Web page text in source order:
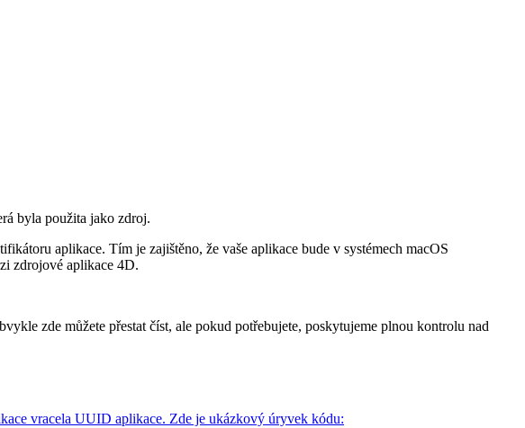
byla použita jako zdroj.
aplikace. Tím je zajištěno, že vaše aplikace bude v systémech macOS
zdrojové aplikace 4D.
zde můžete přestat číst, ale pokud potřebujete, poskytujeme plnou kontrolu nad
vracela UUID aplikace. Zde je ukázkový úryvek kódu: